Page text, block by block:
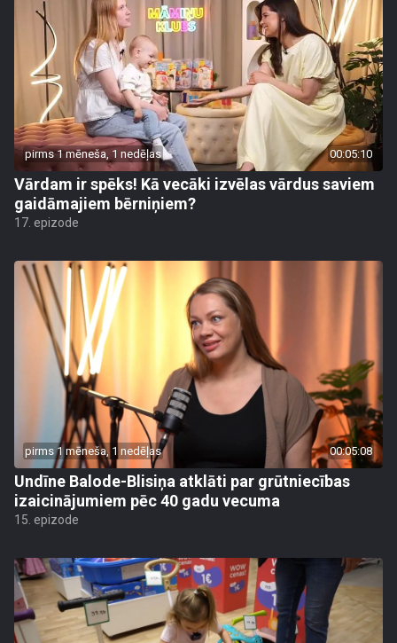
pirms 1 mēneša, 1 nedēļas 00:05:10
Vārdam ir spēks! Kā vecāki izvēlas vārdus saviem
gaidāmajiem bērniņiem?
17. epizode
pirms 1 mēneša, 1 nedēļas 00:05:08
Undīne Balode-Blisiņa atklāti par grūtniecības
izaicinājumiem pēc 40 gadu vecuma
15. epizode